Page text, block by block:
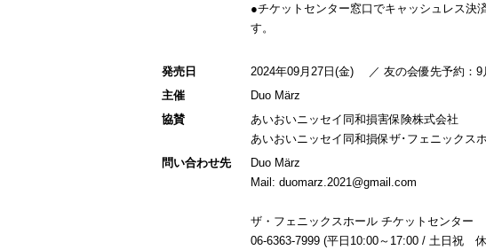
●チケットセンター窓口でキャッシュレス決
す。
発売日
2024年09月27日(金) ／ 友の会優先予約：9
主催
Duo März
協賛
あいおいニッセイ同和損害保険株式会社
あいおいニッセイ同和損保ザ･フェニックス
問い合わせ先
Duo März
Mail: duomarz.2021@gmail.com
ザ・フェニックスホール チケットセンター
06-6363-7999 (平日10:00～17:00 / 土日祝